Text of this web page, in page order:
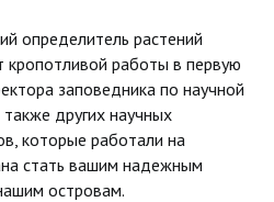
определитель растений
работы в первую
заповедника по научной
других научных
которые работали на
стать вашим надежным
островам.